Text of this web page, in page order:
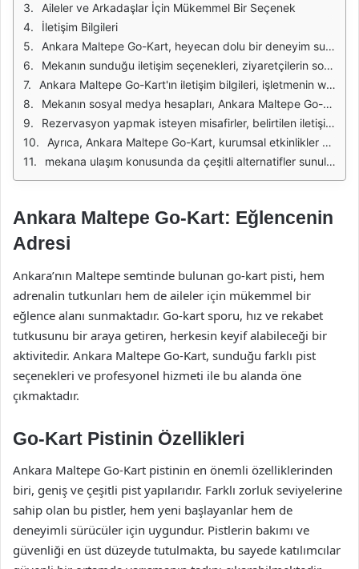
Aileler ve Arkadaşlar İçin Mükemmel Bir Seçenek
İletişim Bilgileri
Ankara Maltepe Go-Kart, heyecan dolu bir deneyim sunan bir mekan olarak dikkat çekiyor. Özellikle hız tutkunları için tasarlanmış pistleri, çeşitli zorluk seviyeleri ile her yaştan ve seviyeden yarışçıyı ağırlamaktadır. Aileler, arkadaş grupları veya bireysel olarak gelen misafirler, burada kendilerine uygun bir yarış deneyimi bulabilirler.
Mekanın sunduğu iletişim seçenekleri, ziyaretçilerin sorularını hızlı bir şekilde yanıtlamak ve rezervasyon işlemlerini kolaylaştırmak amacıyla düzenlenmiştir. Telefon, e-posta ve sosyal medya platformları gibi çeşitli kanallar üzerinden iletişim kurmak mümkündür. Bu sayede, misafirler hem bilgi alabilir hem de organizasyonlarını planlayabilirler.
Ankara Maltepe Go-Kart'ın iletişim bilgileri, işletmenin web sitesinde de detaylı bir şekilde yer almaktadır. Ziyaretçiler, web üzerinden güncel saatler, yarış fiyatları ve özel etkinlikler hakkında bilgi sahibi olabilirler. Ayrıca, sıkça sorulan sorular bölümünde, misafirlerin merak ettiği pek çok konuya yanıt bulmaları sağlanmaktadır.
Mekanın sosyal medya hesapları, Ankara Maltepe Go-Kart'ın etkinlikleri ve kampanyaları hakkında bilgi almak için harika bir kaynak sunmaktadır. Bu hesaplar üzerinden düzenlenen yarışlar, özel günler ve indirimler hakkında takipçiler bilgilendirilmektedir. Bu sayede, yarış tutkunları anlık gelişmelerden kolayca haberdar olabilmektedir.
Rezervasyon yapmak isteyen misafirler, belirtilen iletişim kanallarını kullanarak önceden yer ayırtabilirler. Özellikle hafta sonları ve özel günlerde yoğunluk olabileceğinden, önceden rezervasyon yapmak, beklenmedik durumların önüne geçilmesine yardımcı olur.
Ayrıca, Ankara Maltepe Go-Kart, kurumsal etkinlikler ve doğum günü partileri gibi özel organizasyonlar için de hizmet sunmaktadır. Bu tür etkinlikler için iletişim bilgileri aracılığıyla detaylı bilgi alabilir ve organizasyon hakkında profesyonel destek talep edebilirsiniz.
mekana ulaşım konusunda da çeşitli alternatifler sunulmaktadır. Toplu taşıma araçları veya özel araçlarla ulaşım sağlamak mümkündür. İletişim bilgileri, misafirlerin mekana ulaşımını kolaylaştıracak şekilde düzenlenmiştir. Böylece, herkesin keyifli bir deneyim yaşaması sağlanmaktadır.
Ankara Maltepe Go-Kart: Eğlencenin
Adresi
Ankara’nın Maltepe semtinde bulunan go-kart pisti, hem
adrenalin tutkunları hem de aileler için mükemmel bir
eğlence alanı sunmaktadır. Go-kart sporu, hız ve rekabet
tutkusunu bir araya getiren, herkesin keyif alabileceği bir
aktivitedir. Ankara Maltepe Go-Kart, sunduğu farklı pist
seçenekleri ve profesyonel hizmeti ile bu alanda öne
çıkmaktadır.
Go-Kart Pistinin Özellikleri
Ankara Maltepe Go-Kart pistinin en önemli özelliklerinden
biri, geniş ve çeşitli pist yapılarıdır. Farklı zorluk seviyelerine
sahip olan bu pistler, hem yeni başlayanlar hem de
deneyimli sürücüler için uygundur. Pistlerin bakımı ve
güvenliği en üst düzeyde tutulmakta, bu sayede katılımcılar